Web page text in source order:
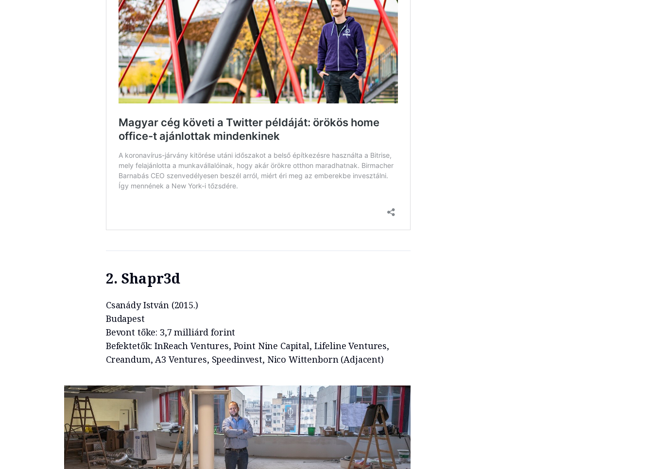
2. Shapr3d
Csanády István (2015.)
Budapest
Bevont tőke: 3,7 milliárd forint
Befektetők: InReach Ventures, Point Nine Capital, Lifeline Ventures,
Creandum, A3 Ventures, Speedinvest, Nico Wittenborn (Adjacent)